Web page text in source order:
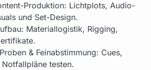
Produktion: Lichtplots, Audio-
und Set-Design.
Materiallogistik, Rigging,
& Feinabstimmung: Cues,
testen.